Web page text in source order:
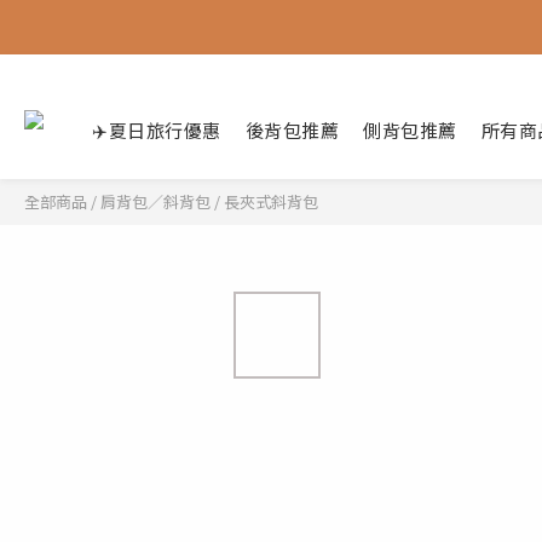
✈️夏日旅行優惠 後背包推薦 側背包推薦 所有商
全部商品 / 肩背包／斜背包 / 長夾式斜背包